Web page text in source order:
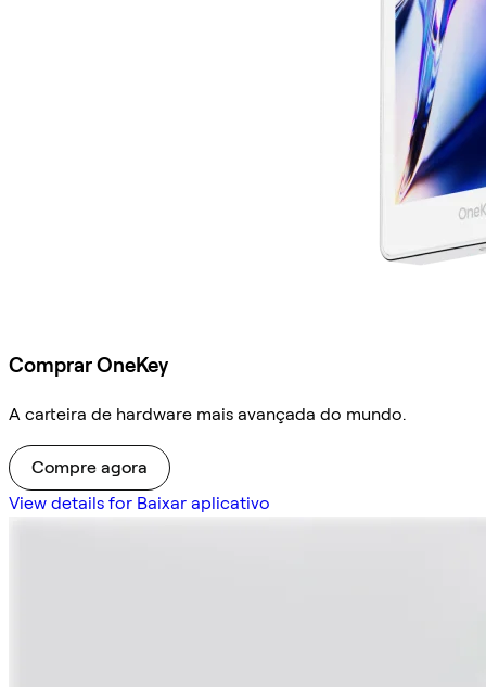
Comprar OneKey
A carteira de hardware mais avançada do mundo.
Compre agora
View details for Baixar aplicativo